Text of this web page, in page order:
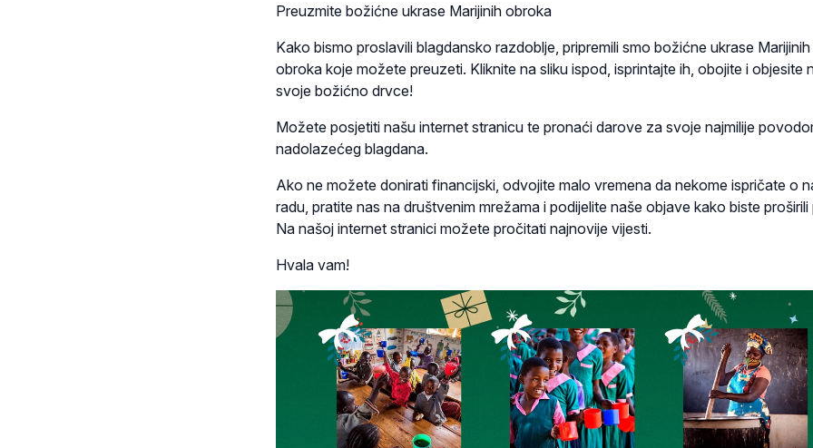
Preuzmite božićne ukrase Marijinih obroka
Kako bismo proslavili blagdansko razdoblje, pripremili smo božićne ukrase Marijinih
obroka koje možete preuzeti. Kliknite na sliku ispod, isprintajte ih, obojite i objesite
svoje božićno drvce!
Možete posjetiti našu internet stranicu te pronaći darove za svoje najmilije
nadolazećeg blagdana.
Ako ne možete donirati financijski, odvojite malo vremena da nekome ispričate o
radu, pratite nas na društvenim mrežama i podijelite naše objave kako biste proširili
Na našoj internet stranici možete pročitati najnovije vijesti.
Hvala vam!